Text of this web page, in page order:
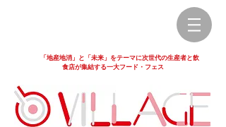
「地産地消」と「未来」をテーマに次世代の生産者と飲
食店が集結する一大フード・フェス